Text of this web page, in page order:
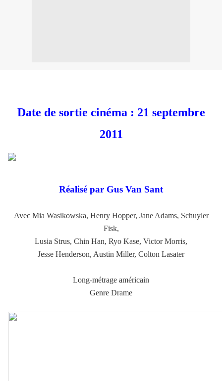
Date de sortie cinéma : 21 septembre
2011
Réalisé par Gus Van Sant
Avec Mia Wasikowska, Henry Hopper, Jane Adams, Schuyler
Fisk,
Lusia Strus, Chin Han, Ryo Kase, Victor Morris,
Jesse Henderson, Austin Miller, Colton Lasater
Long-métrage américain
Genre Drame